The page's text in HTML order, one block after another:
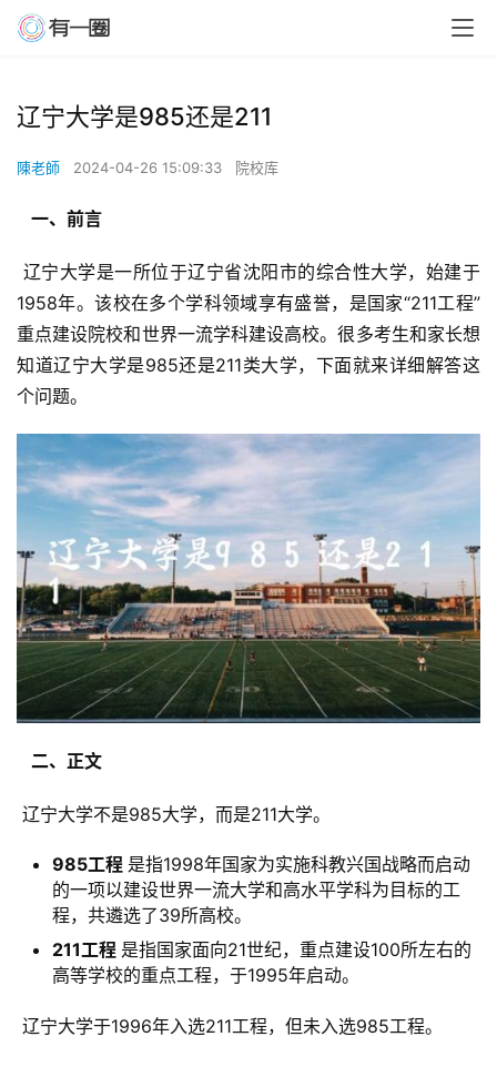
辽宁大学是985还是211
陳老師 2024-04-26 15:09:33 院校库
  一、前言
1958年。该校在多个学科领域享有盛誉，是国家“211工程”
重点建设院校和世界一流学科建设高校。很多考生和家长想
知道辽宁大学是985还是211类大学，下面就来详细解答这
个问题。
  二、正文
辽宁大学不是985大学，而是211大学。
985工程 是指1998年国家为实施科教兴国战略而启动
的一项以建设世界一流大学和高水平学科为目标的工
程，共遴选了39所高校。
211工程 是指国家面向21世纪，重点建设100所左右的
高等学校的重点工程，于1995年启动。
辽宁大学于1996年入选211工程，但未入选985工程。